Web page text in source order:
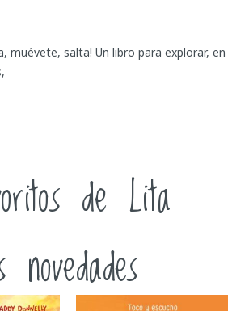
muévete, salta! Un libro para explorar, en
de Lita